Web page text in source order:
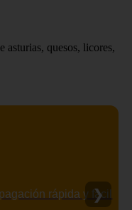
asturias, quesos, licores,
rápida y fácil
❯